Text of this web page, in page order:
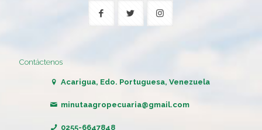
Contáctenos
Acarigua, Edo. Portuguesa, Venezuela
minutaagropecuaria@gmail.com
0255-6647848